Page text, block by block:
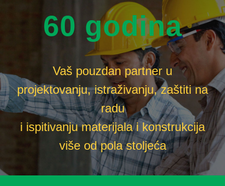
60 godina
Vaš pouzdan partner u
projektovanju, istraživanju, zaštiti na
radu
i ispitivanju materijala i konstrukcija
više od pola stoljeća